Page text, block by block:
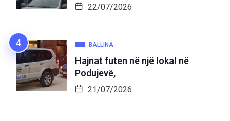
22/07/2026
BALLINA
Hajnat futen në një lokal në
Podujevë,
21/07/2026